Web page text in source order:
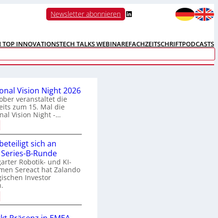
Newsletter abonnieren LinkedIn
TOP INNOVATIONSTECH TALKS WEBINAREFACHZEITSCHRIFTPODCASTS
Vision Night 2026
veranstaltet die
zum 15. Mal die
Vision Night -…
n
sich an
B-Runde
Robotik- und KI-
Sereact hat Zalando
Investor